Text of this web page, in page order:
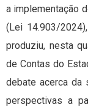
a implementação
(Lei 14.903/
produziu, nesta
de Contas do
debate acerca da
perspectivas a